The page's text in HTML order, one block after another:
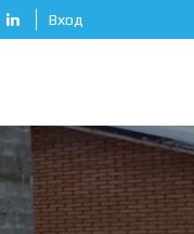
Вход